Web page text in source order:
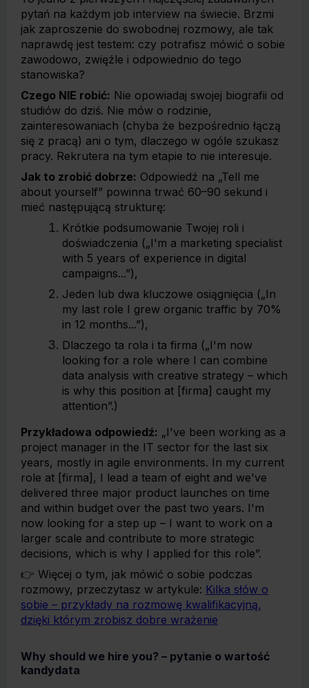
pytań na każdym job interview na świecie. Brzmi
jak zaproszenie do swobodnej rozmowy, ale tak
naprawdę jest testem: czy potrafisz mówić o sobie
zawodowo, zwięźle i odpowiednio do tego
stanowiska?
Czego NIE robić: Nie opowiadaj swojej biografii od
studiów do dziś. Nie mów o rodzinie,
zainteresowaniach (chyba że bezpośrednio łączą
się z pracą) ani o tym, dlaczego w ogóle szukasz
pracy. Rekrutera na tym etapie to nie interesuje.
Jak to zrobić dobrze: Odpowiedź na „Tell me
about yourself” powinna trwać 60–90 sekund i
mieć następującą strukturę:
Krótkie podsumowanie Twojej roli i
doświadczenia („I'm a marketing specialist
with 5 years of experience in digital
campaigns...”),
Jeden lub dwa kluczowe osiągnięcia („In
my last role I grew organic traffic by 70%
in 12 months...”),
Dlaczego ta rola i ta firma („I'm now
looking for a role where I can combine
data analysis with creative strategy – which
is why this position at [firma] caught my
attention”.)
Przykładowa odpowiedź: „I've been working as a
project manager in the IT sector for the last six
years, mostly in agile environments. In my current
role at [firma], I lead a team of eight and we've
delivered three major product launches on time
and within budget over the past two years. I'm
now looking for a step up – I want to work on a
larger scale and contribute to more strategic
decisions, which is why I applied for this role”.
👉 Więcej o tym, jak mówić o sobie podczas
rozmowy, przeczytasz w artykule: Kilka słów o
sobie – przykłady na rozmowę kwalifikacyjną,
dzięki którym zrobisz dobre wrażenie
Why should we hire you? – pytanie o wartość
kandydata